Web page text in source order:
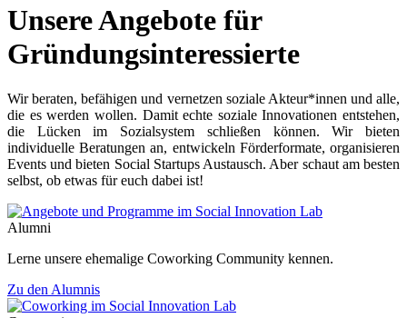
Unsere Angebote für
Gründungsinteressierte
Wir beraten, befähigen und vernetzen soziale Akteur*innen und alle,
die es werden wollen. Damit echte soziale Innovationen entstehen,
die Lücken im Sozialsystem schließen können. Wir bieten
individuelle Beratungen an, entwickeln Förderformate, organisieren
Events und bieten Social Startups Austausch. Aber schaut am besten
selbst, ob etwas für euch dabei ist!
Alumni
Lerne unsere ehemalige Coworking Community kennen.
Zu den Alumnis